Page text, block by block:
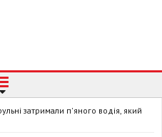
затримали п'яного водія, який